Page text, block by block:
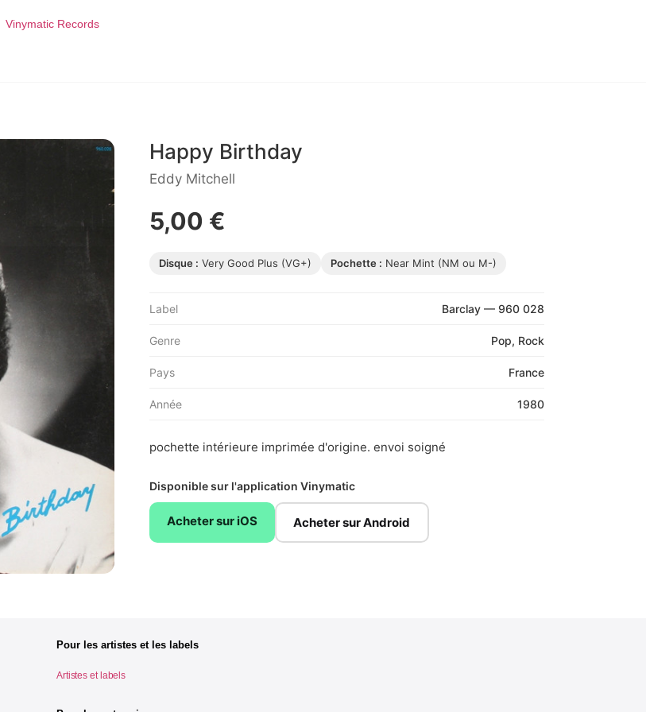
Vinymatic Records
Happy Birthday
Eddy Mitchell
5,00 €
Disque : Very Good Plus (VG+) Pochette : Near Mint (NM ou M-)
Label Barclay — 960 028
Genre Pop, Rock
Pays France
Année 1980
pochette intérieure imprimée d'origine. envoi soigné
Disponible sur l'application Vinymatic
Acheter sur iOS Acheter sur Android
Pour les artistes et les labels
Artistes et labels